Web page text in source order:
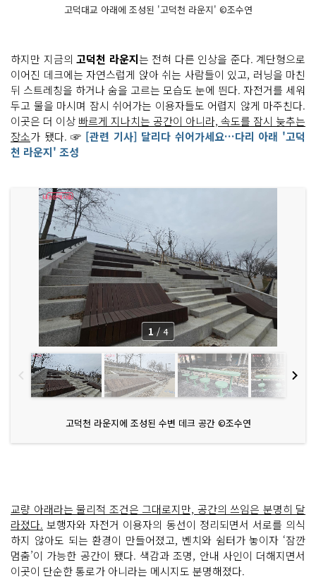
고덕대교 아래에 조성된 '고덕천 라운지' ©조수연
하지만 지금의 고덕천 라운지는 전혀 다른 인상을 준다. 계단형으로
이어진 데크에는 자연스럽게 앉아 쉬는 사람들이 있고, 러닝을 마친
뒤 스트레칭을 하거나 숨을 고르는 모습도 눈에 띈다. 자전거를 세워
두고 물을 마시며 잠시 쉬어가는 이용자들도 어렵지 않게 마주친다.
이곳은 더 이상 빠르게 지나치는 공간이 아니라, 속도를 잠시 늦추는
장소가 됐다. ☞ [관련 기사] 달리다 쉬어가세요…다리 아래 '고덕
천 라운지' 조성
고덕천 라운지에 조성된 수변 데크 공간 ©조수연
1 / 4
교량 아래라는 물리적 조건은 그대로지만, 공간의 쓰임은 분명히 달
라졌다. 보행자와 자전거 이용자의 동선이 정리되면서 서로를 의식
하지 않아도 되는 환경이 만들어졌고, 벤치와 쉼터가 놓이자 ‘잠깐
멈춤’이 가능한 공간이 됐다. 색감과 조명, 안내 사인이 더해지면서
이곳이 단순한 통로가 아니라는 메시지도 분명해졌다.